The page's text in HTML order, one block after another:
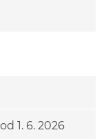
1. 6. 2026